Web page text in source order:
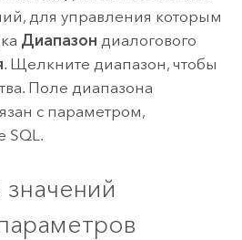
для управления которым
Диапазон диалогового
. Щелкните диапазон, чтобы
Поле диапазона
с параметром,
SQL.